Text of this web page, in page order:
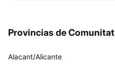
Provincias de
Alacant/Alicante